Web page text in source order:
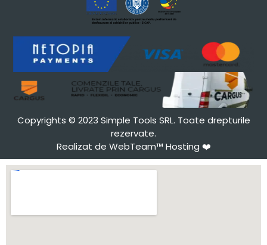
Copyrights © 2023 Simple Tools SRL. Toate drepturile
rezervate.
Realizat de WebTeam™ Hosting ❤️